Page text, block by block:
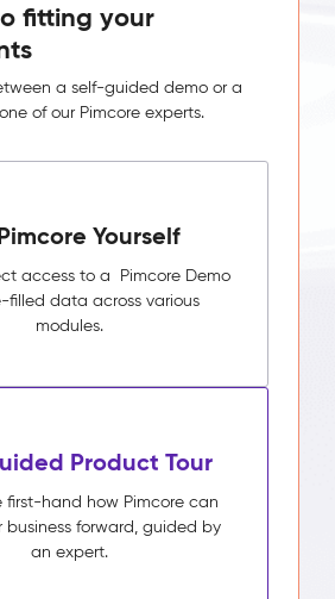
fitting your
a self-guided demo or a
of our Pimcore experts.
Yourself
access to a Pimcore Demo
filled data across various
modules.
Product Tour
first-hand how Pimcore can
business forward, guided by
an expert.